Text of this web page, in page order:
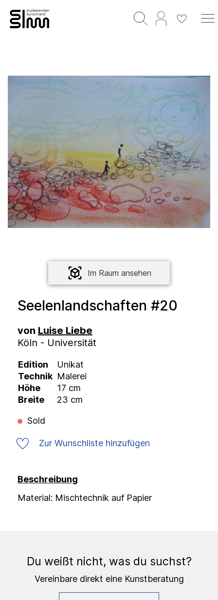
Im Raum ansehen
Seelenlandschaften #20
von Luise Liebe
Köln - Universität
Edition
Unikat
Technik Malerei
Höhe
17 cm
Breite
23 cm
Sold
Zur Wunschliste hinzufügen
Beschreibung
Material: Mischtechnik auf Papier
Du weißt nicht, was du suchst?
Vereinbare direkt eine Kunstberatung